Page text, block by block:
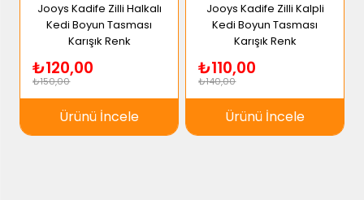
Jooys Kadife Zilli Halkalı
Kedi Boyun Tasması
Karışık Renk
₺120,00
₺150,00
Ürünü İncele
Jooys Kadife Zilli Kalpli
Kedi Boyun Tasması
Karışık Renk
₺110,00
₺140,00
Ürünü İncele